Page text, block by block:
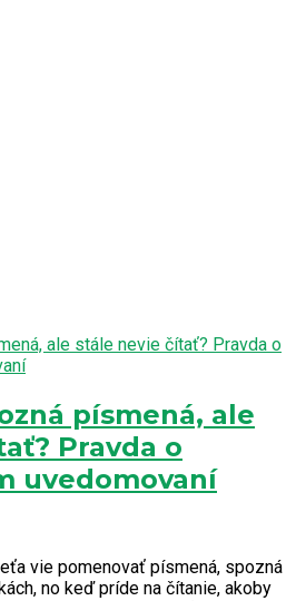
písmená, ale
Pravda o
uvedomovaní
vie pomenovať písmená, spozná
no keď príde na čítanie, akoby